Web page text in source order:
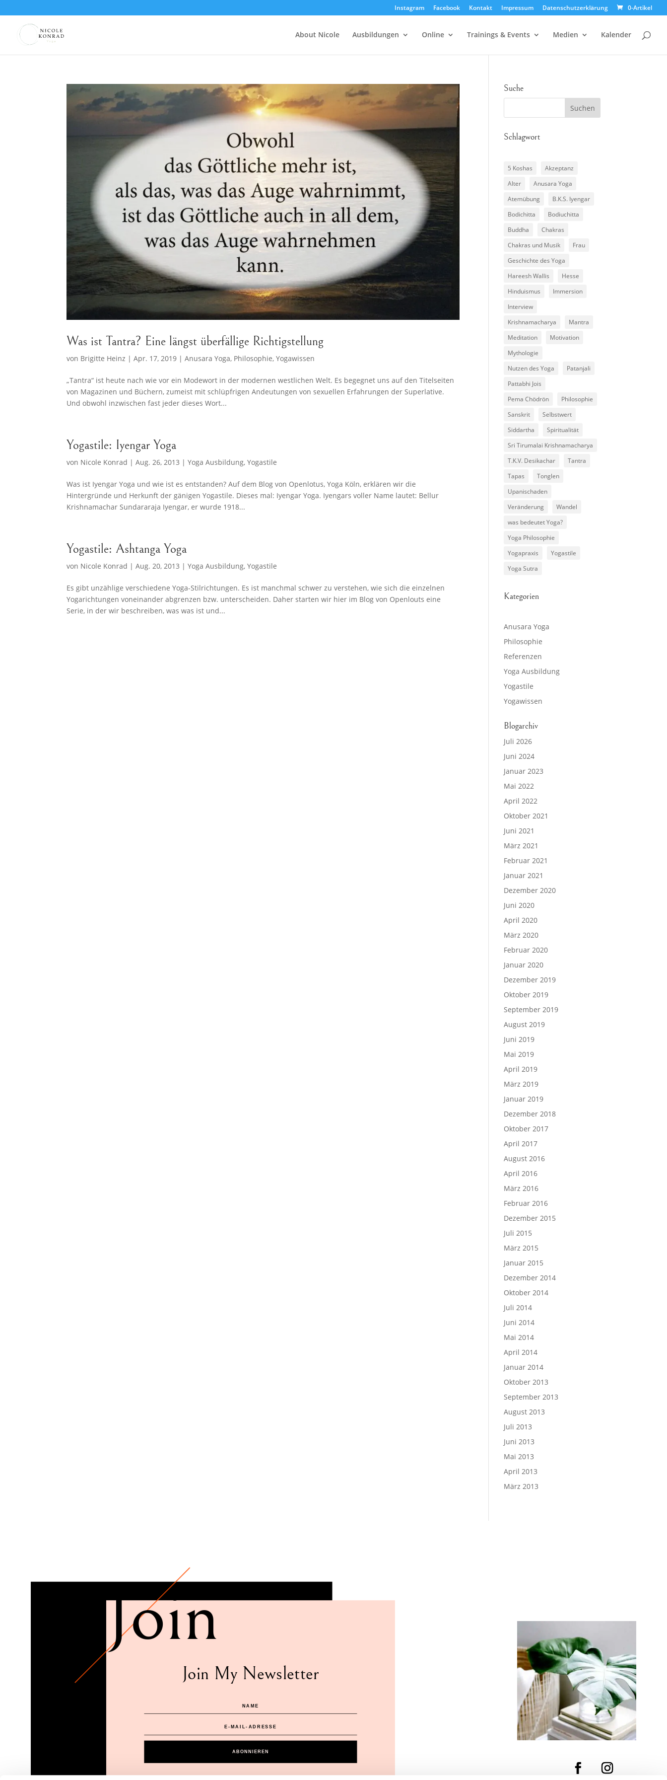
Instagram Facebook Kontakt Impressum Datenschutzerklärung 0-Artikel
About Nicole Ausbildungen Online Trainings & Events Medien Kalender
Was ist Tantra? Eine längst überfällige Richtigstellung
von Brigitte Heinz |Apr. 17, 2019 |Anusara Yoga, Philosophie,Yogawissen
„Tantra“ ist heute nach wie vor ein Modewort in der modernen westlichen Welt. Es begegnet uns auf den Titelseiten
von Magazinen und Büchern, zumeist mit schlüpfrigen Andeutungen von sexuellen Erfahrungen der Superlative.
Und obwohl inzwischen fast jeder dieses Wort...
Yogastile: Iyengar Yoga
von Nicole Konrad |Aug. 26, 2013 |Yoga Ausbildung,Yogastile
Was ist Iyengar Yoga und wie ist es entstanden? Auf dem Blog von Openlotus, Yoga Köln, erklären wir die
Hintergründe und Herkunft der gänigen Yogastile. Dieses mal: Iyengar Yoga. Iyengars voller Name lautet: Bellur
Krishnamachar Sundararaja Iyengar, er wurde 1918...
Yogastile: Ashtanga Yoga
von Nicole Konrad |Aug. 20, 2013 |Yoga Ausbildung,Yogastile
Es gibt unzählige verschiedene Yoga-Stilrichtungen. Es ist manchmal schwer zu verstehen, wie sich die einzelnen
Yogarichtungen voneinander abgrenzen bzw. unterscheiden. Daher starten wir hier im Blog von Openlouts eine
Serie, in der wir beschreiben, was was ist und...
Suche
Schlagwort
5 Koshas
Akzeptanz
Alter
Anusara Yoga
Atemübung
B.K.S. Iyengar
Bodichitta
Bodiuchitta
Buddha
Chakras
Chakras und Musik
Frau
Geschichte des Yoga
Hareesh Wallis
Hesse
Hinduismus
Immersion
Interview
Krishnamacharya
Mantra
Meditation
Motivation
Mythologie
Nutzen des Yoga
Patanjali
Pattabhi Jois
Pema Chödrön
Philosophie
Sanskrit
Selbstwert
Siddartha
Spiritualität
Sri Tirumalai Krishnamacharya
T.K.V. Desikachar
Tantra
Tapas
Tonglen
Upanischaden
Veränderung
Wandel
was bedeutet Yoga?
Yoga Philosophie
Yogapraxis
Yogastile
Yoga Sutra
Kategorien
Anusara Yoga
Philosophie
Referenzen
Yoga Ausbildung
Yogastile
Yogawissen
Blogarchiv
Juli 2026
Juni 2024
Januar 2023
Mai 2022
April 2022
Oktober 2021
Juni 2021
März 2021
Februar 2021
Januar 2021
Dezember 2020
Juni 2020
April 2020
März 2020
Februar 2020
Januar 2020
Dezember 2019
Oktober 2019
September 2019
August 2019
Juni 2019
Mai 2019
April 2019
März 2019
Januar 2019
Dezember 2018
Oktober 2017
April 2017
August 2016
April 2016
März 2016
Februar 2016
Dezember 2015
Juli 2015
März 2015
Januar 2015
Dezember 2014
Oktober 2014
Juli 2014
Juni 2014
Mai 2014
April 2014
Januar 2014
Oktober 2013
September 2013
August 2013
Juli 2013
Juni 2013
Mai 2013
April 2013
März 2013
Join
Join My Newsletter
ABONNIEREN